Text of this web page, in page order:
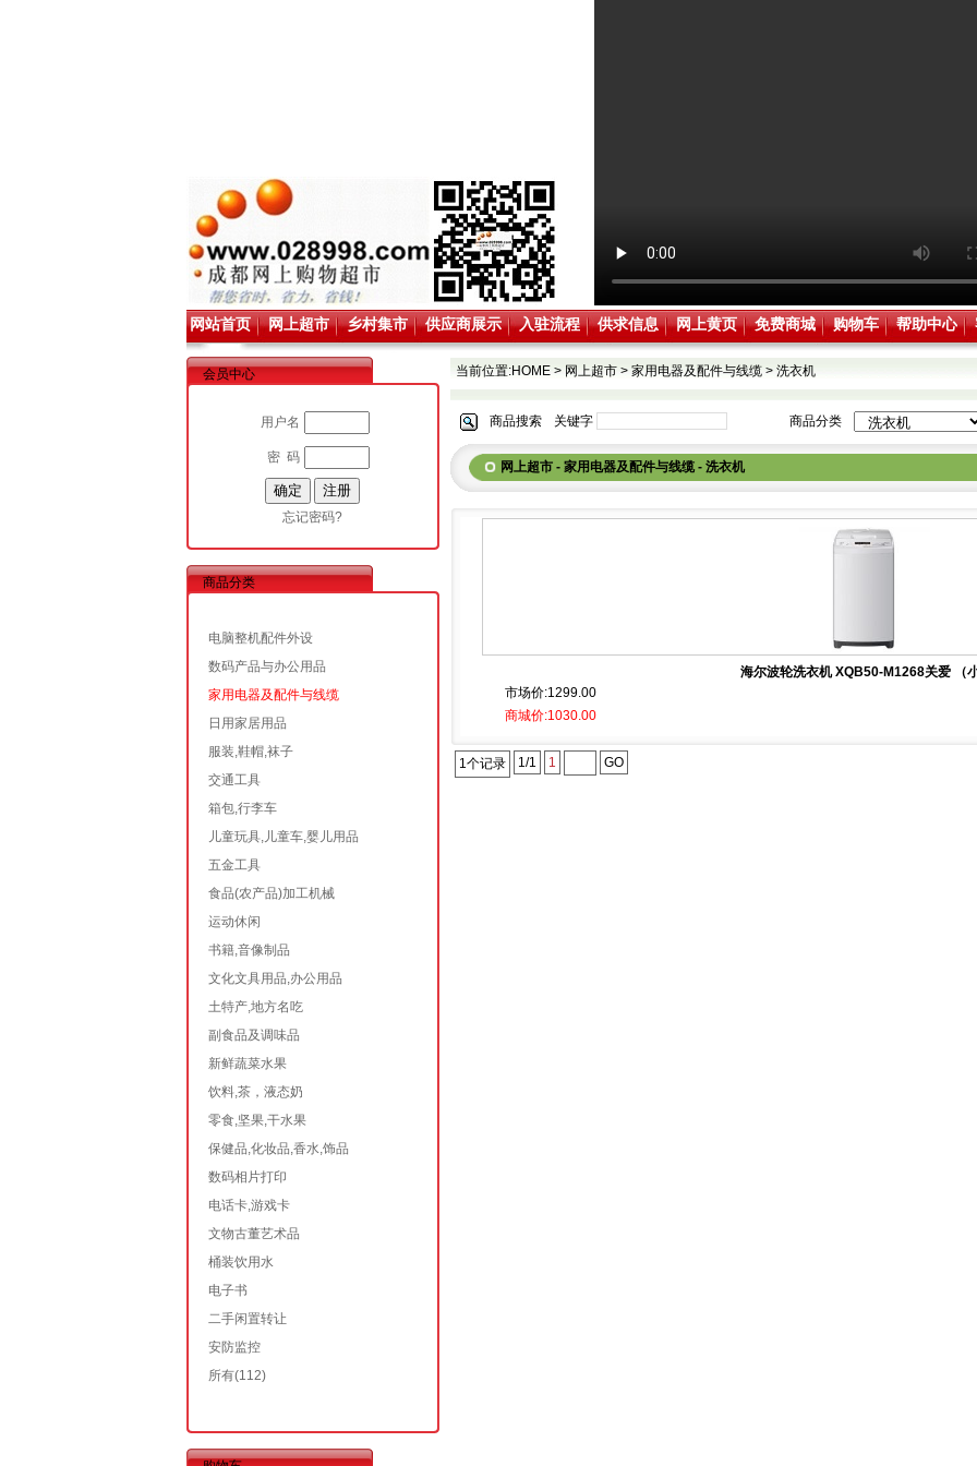
网站首页 网上超市 乡村集市 供应商展示 入驻流程 供求信息 网上黄页 免费商城 购物车 帮助中心
会员中心
用户名
密 码
忘记密码?
商品分类
电脑整机配件外设
数码产品与办公用品
家用电器及配件与线缆
日用家居用品
服装,鞋帽,袜子
交通工具
箱包,行李车
儿童玩具,儿童车,婴儿用品
五金工具
食品(农产品)加工机械
运动休闲
书籍,音像制品
文化文具用品,办公用品
土特产,地方名吃
副食品及调味品
新鲜蔬菜水果
饮料,茶，液态奶
零食,坚果,干水果
保健品,化妆品,香水,饰品
数码相片打印
电话卡,游戏卡
文物古董艺术品
桶装饮用水
电子书
二手闲置转让
安防监控
所有(112)
当前位置:HOME> 网上超市> 家用电器及配件与线缆> 洗衣机
商品搜索 关键字 商品分类
网上超市 - 家用电器及配件与线缆 - 洗衣机
海尔波轮洗衣机 XQB50-M1268关爱 （
市场价:1299.00
商城价:1030.00
1个记录 1/1 1 GO